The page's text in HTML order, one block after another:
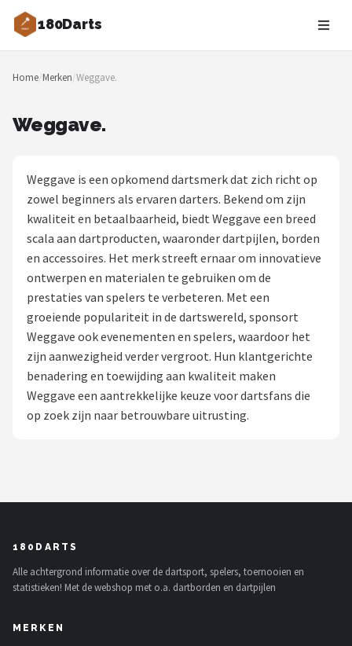
180Darts
Zoeken
NAVIGATIE
Blog
Dartspelers
Toernooien
Spelregels
Uitgooilijst
Dartshop
Dart
ABC Darts
Mission
Home/Merken/Weggave.
Weggave.
Weggave is een opkomend dartsmerk dat zich richt op
zowel beginners als ervaren darters. Bekend om zijn
kwaliteit en betaalbaarheid, biedt Weggave een breed
scala aan dartproducten, waaronder dartpijlen, borden
en accessoires. Het merk streeft ernaar om innovatieve
ontwerpen en materialen te gebruiken om de
prestaties van spelers te verbeteren. Met een
groeiende populariteit in de dartswereld, sponsort
Weggave ook evenementen en spelers, waardoor het
zijn aanwezigheid verder vergroot. Hun klantgerichte
benadering en toewijding aan kwaliteit maken
Weggave een aantrekkelijke keuze voor dartsfans die
op zoek zijn naar betrouwbare uitrusting.
180DARTS
Alle achtergrond informatie over de dartsport, spelers, toernooien en
statistieken! Met de webshop met o.a. dartborden en dartpijlen
MERKEN